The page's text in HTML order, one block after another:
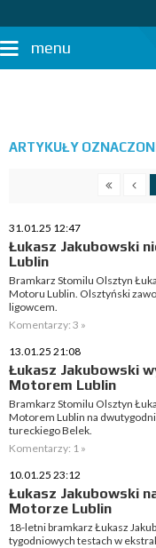
menu
ARTYKUŁY
31.01.25 12:47
Łukasz Jakubowski
Lublin
Bramkarz Stomilu Olsztyn
Motoru Lublin. Olsztyński
ligowcem.
Komentarzy: 3 »
13.01.25 21:08
Łukasz Jakubowski
Motorem Lublin
Bramkarz Stomilu Olsztyn
Motorem Lublin na
tureckiego Belek.
Komentarzy: 1 »
10.01.25 23:12
Łukasz Jakubowski
Motorze Lublin
18-letni bramkarz Łukasz
tygodniowych testach w